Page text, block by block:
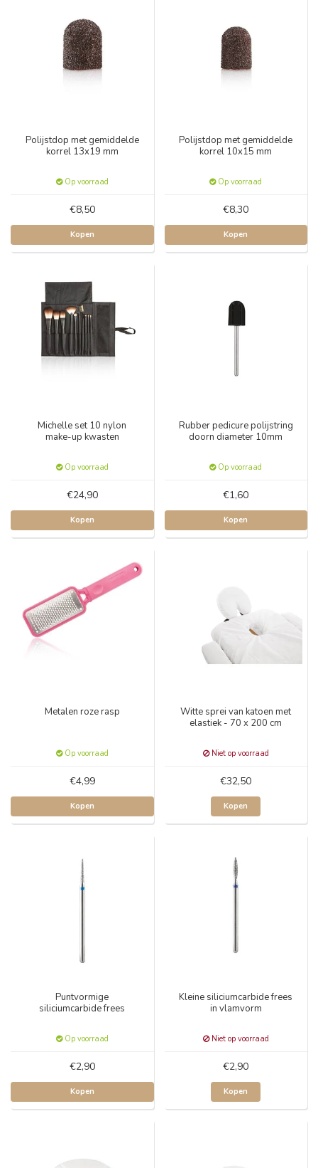
Polijstdop met gemiddelde
korrel 13x19 mm
Op voorraad
€8,50
Kopen
Polijstdop met gemiddelde
korrel 10x15 mm
Op voorraad
€8,30
Kopen
Michelle set 10 nylon
make-up kwasten
Op voorraad
€24,90
Kopen
Rubber pedicure polijstring
doorn diameter 10mm
Op voorraad
€1,60
Kopen
Metalen roze rasp
Op voorraad
€4,99
Kopen
Witte sprei van katoen met
elastiek - 70 x 200 cm
Niet op voorraad
€32,50
Kopen
Puntvormige
siliciumcarbide frees
Op voorraad
€2,90
Kopen
Kleine siliciumcarbide frees
in vlamvorm
Niet op voorraad
€2,90
Kopen